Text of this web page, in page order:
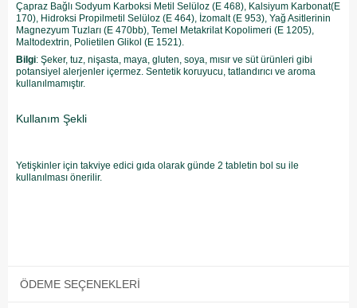
Çapraz Bağlı Sodyum Karboksi Metil Selüloz (E 468), Kalsiyum Karbonat(E
170), Hidroksi Propilmetil Selüloz (E 464), İzomalt (E 953), Yağ Asitlerinin
Magnezyum Tuzları (E 470bb), Temel Metakrilat Kopolimeri (E 1205),
Maltodextrin, Polietilen Glikol (E 1521).
Bilgi: Şeker, tuz, nişasta, maya, gluten, soya, mısır ve süt ürünleri gibi
potansiyel alerjenler içermez. Sentetik koruyucu, tatlandırıcı ve aroma
kullanılmamıştır.
Kullanım Şekli
Yetişkinler için takviye edici gıda olarak günde 2 tabletin bol su ile
kullanılması önerilir.
ÖDEME SEÇENEKLERI